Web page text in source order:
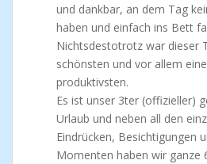
und dankbar, an dem Tag
haben und einfach ins Bett
Nichtsdestotrotz war dieser
schönsten und vor allem
produktivsten.
Es ist unser 3ter (offizieller)
Urlaub und neben all den
Eindrücken, Besichtigungen
Momenten haben wir ganze